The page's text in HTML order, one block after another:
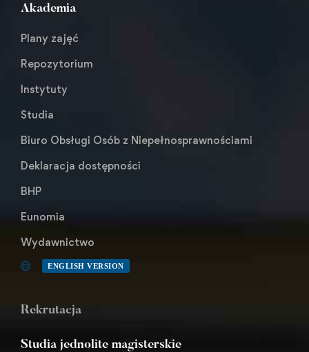
Akademia
Plany zajęć
Repozytorium
Instytuty
Studia
Biuro Obsługi Osób z Niepełnosprawnościami
Deklaracja dostępności
BHP
Eunomia
Wydawnictwo
ENGLISH VERSION
Rekrutacja
Studia jednolite magisterskie